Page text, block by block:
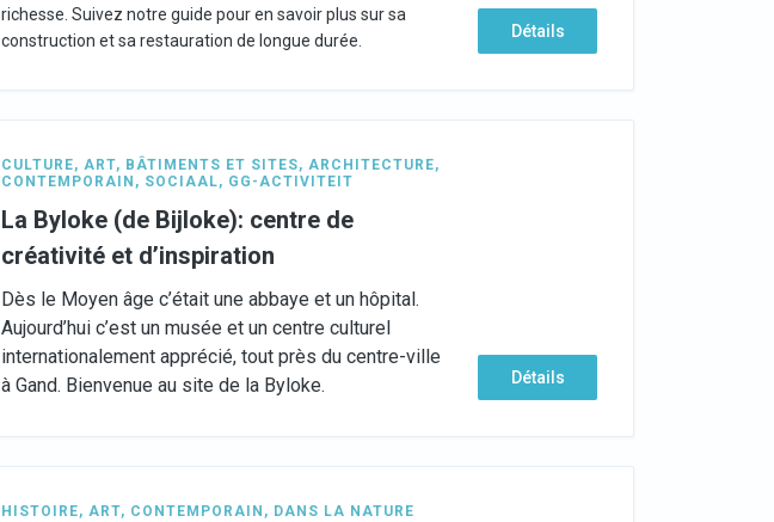
richesse. Suivez notre guide pour en savoir plus sur sa
construction et sa restauration de longue durée.
Détails
CULTURE, ART, BÂTIMENTS ET SITES, ARCHITECTURE,
CONTEMPORAIN , SOCIAAL, GG-ACTIVITEIT
La Byloke (de Bijloke): centre de
créativité et d’inspiration
Dès le Moyen âge c’était une abbaye et un hôpital.
Aujourd’hui c’est un musée et un centre culturel
internationalement apprécié, tout près du centre-ville
à Gand. Bienvenue au site de la Byloke.
Détails
HISTOIRE, ART, CONTEMPORAIN , DANS LA NATURE